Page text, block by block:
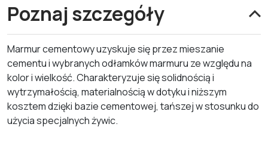
Poznaj szczegóły
Marmur cementowy uzyskuje się przez mieszanie
cementu i wybranych odłamków marmuru ze względu na
kolor i wielkość. Charakteryzuje się solidnością i
wytrzymałością, materialnością w dotyku i niższym
kosztem dzięki bazie cementowej, tańszej w stosunku do
użycia specjalnych żywic.